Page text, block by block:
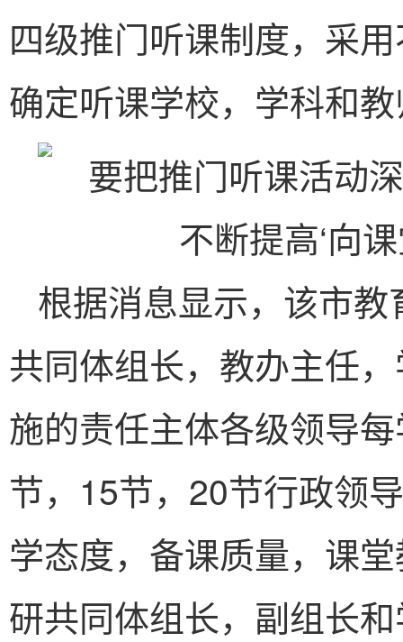
四级推门听课制度，采
确定听课学校，学科和
根据消息显示，该市
共同体组长，教办主任
施的责任主体各级领导
节，15节，20节行政领
学态度，备课质量，课
研共同体组长，副组长